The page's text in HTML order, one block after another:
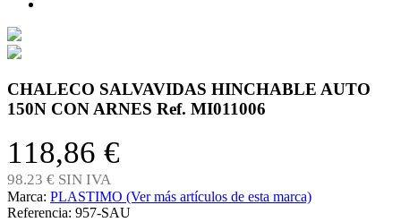
CHALECO SALVAVIDAS HINCHABLE AUTO
150N CON ARNES Ref. MI011006
118,86 €
98.23 € SIN IVA
Marca: PLASTIMO (Ver más artículos de esta marca)
Referencia: 957-SAU